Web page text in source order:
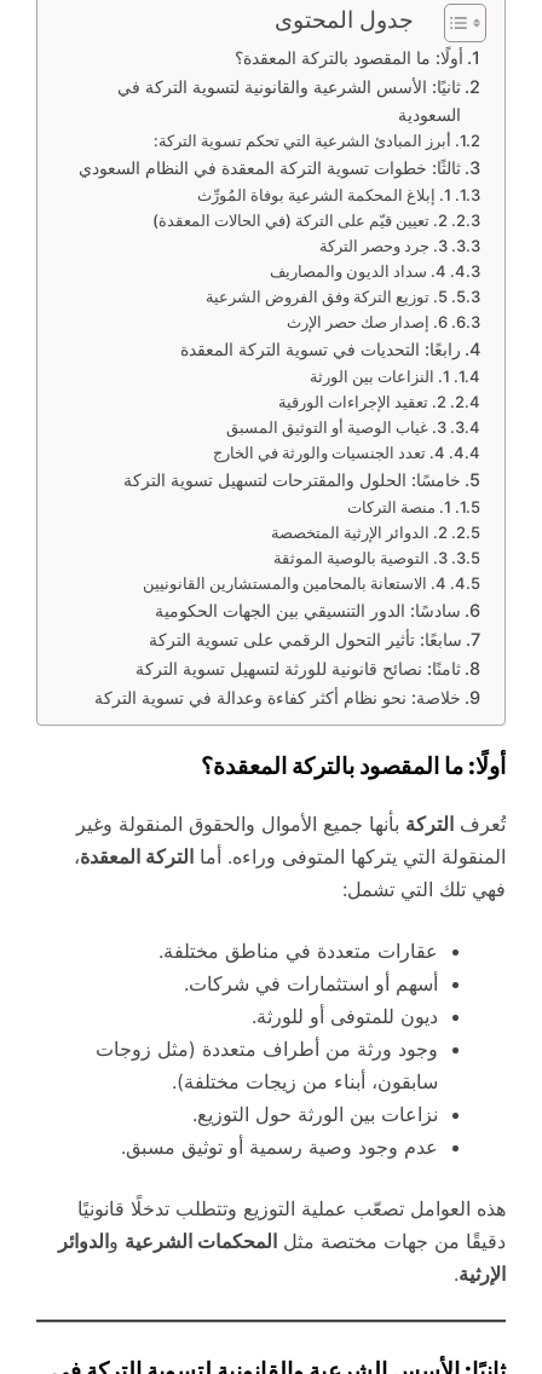
جدول المحتوى
أولًا: ما المقصود بالتركة المعقدة؟
ثانيًا: الأسس الشرعية والقانونية لتسوية التركة في
السعودية
أبرز المبادئ الشرعية التي تحكم تسوية التركة:
ثالثًا: خطوات تسوية التركة المعقدة في النظام السعودي
1. إبلاغ المحكمة الشرعية بوفاة المُورِّث
2. تعيين قيّم على التركة (في الحالات المعقدة)
3. جرد وحصر التركة
4. سداد الديون والمصاريف
5. توزيع التركة وفق الفروض الشرعية
6. إصدار صك حصر الإرث
رابعًا: التحديات في تسوية التركة المعقدة
1. النزاعات بين الورثة
2. تعقيد الإجراءات الورقية
3. غياب الوصية أو التوثيق المسبق
4. تعدد الجنسيات والورثة في الخارج
خامسًا: الحلول والمقترحات لتسهيل تسوية التركة
1. منصة التركات
2. الدوائر الإرثية المتخصصة
3. التوصية بالوصية الموثقة
4. الاستعانة بالمحامين والمستشارين القانونيين
سادسًا: الدور التنسيقي بين الجهات الحكومية
سابعًا: تأثير التحول الرقمي على تسوية التركة
ثامنًا: نصائح قانونية للورثة لتسهيل تسوية التركة
خلاصة: نحو نظام أكثر كفاءة وعدالة في تسوية التركة
أولًا: ما المقصود بالتركة المعقدة؟
تُعرف التركة بأنها جميع الأموال والحقوق المنقولة وغير
المنقولة التي يتركها المتوفى وراءه. أما التركة المعقدة،
فهي تلك التي تشمل:
عقارات متعددة في مناطق مختلفة.
أسهم أو استثمارات في شركات.
ديون للمتوفى أو للورثة.
وجود ورثة من أطراف متعددة (مثل زوجات
سابقون، أبناء من زيجات مختلفة).
نزاعات بين الورثة حول التوزيع.
عدم وجود وصية رسمية أو توثيق مسبق.
هذه العوامل تصعّب عملية التوزيع وتتطلب تدخلًا قانونيًا
دقيقًا من جهات مختصة مثل المحكمات الشرعية والدوائر
الإرثية.